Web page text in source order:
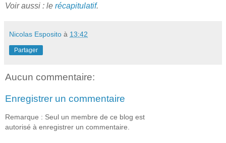
Voir aussi : le récapitulatif.
Nicolas Esposito à 13:42
Partager
Aucun commentaire:
Enregistrer un commentaire
Remarque : Seul un membre de ce blog est
autorisé à enregistrer un commentaire.